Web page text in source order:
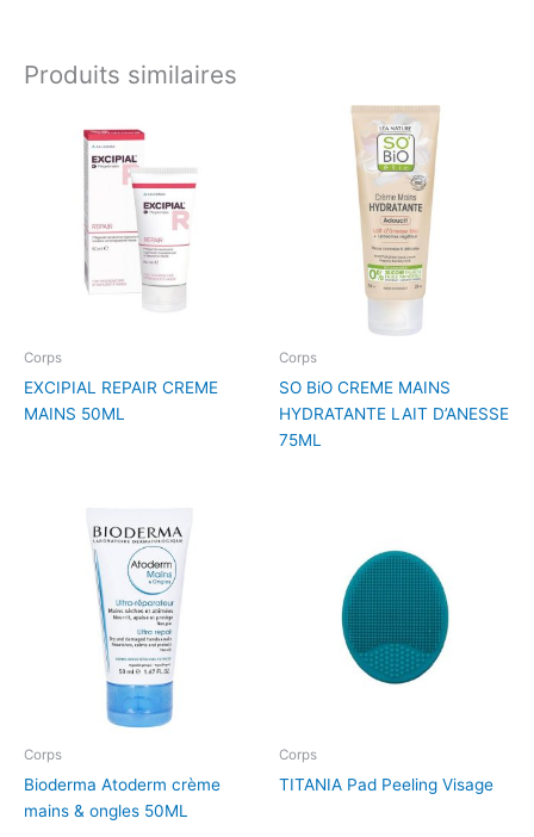
Produits similaires
Corps
EXCIPIAL REPAIR CREME
MAINS 50ML
Corps
SO BiO CREME MAINS
HYDRATANTE LAIT D’ANESSE
75ML
Corps
Bioderma Atoderm crème
mains & ongles 50ML
Corps
TITANIA Pad Peeling Visage